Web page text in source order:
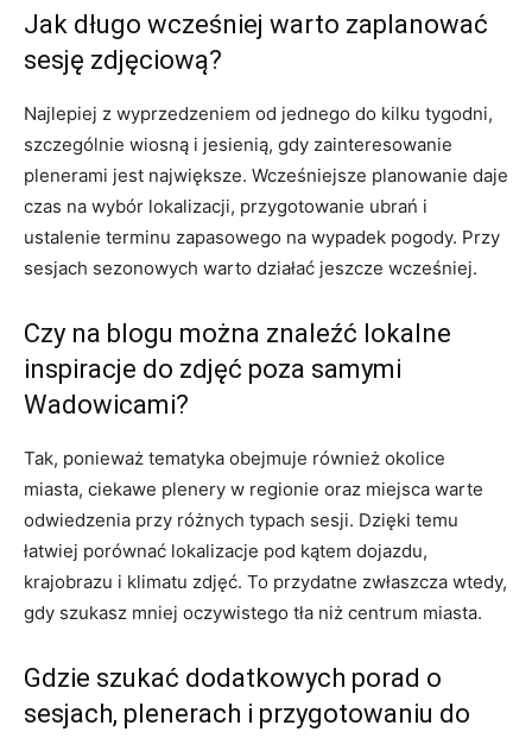
Jak długo wcześniej warto zaplanować
sesję zdjęciową?
Najlepiej z wyprzedzeniem od jednego do kilku tygodni,
szczególnie wiosną i jesienią, gdy zainteresowanie
plenerami jest największe. Wcześniejsze planowanie daje
czas na wybór lokalizacji, przygotowanie ubrań i
ustalenie terminu zapasowego na wypadek pogody. Przy
sesjach sezonowych warto działać jeszcze wcześniej.
Czy na blogu można znaleźć lokalne
inspiracje do zdjęć poza samymi
Wadowicami?
Tak, ponieważ tematyka obejmuje również okolice
miasta, ciekawe plenery w regionie oraz miejsca warte
odwiedzenia przy różnych typach sesji. Dzięki temu
łatwiej porównać lokalizacje pod kątem dojazdu,
krajobrazu i klimatu zdjęć. To przydatne zwłaszcza wtedy,
gdy szukasz mniej oczywistego tła niż centrum miasta.
Gdzie szukać dodatkowych porad o
sesjach, plenerach i przygotowaniu do